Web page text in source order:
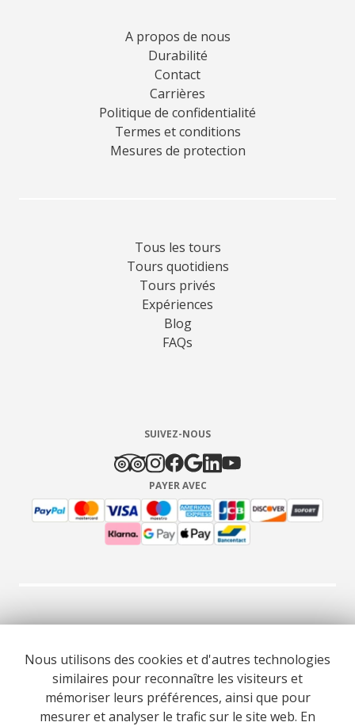
A propos de nous
Durabilité
Contact
Carrières
Politique de confidentialité
Termes et conditions
Mesures de protection
Tous les tours
Tours quotidiens
Tours privés
Expériences
Blog
FAQs
SUIVEZ-NOUS
PAYER AVEC
RNAAT 309/2015RNAVT 7055
Nous utilisons des cookies et d'autres technologies
similaires pour reconnaître les visiteurs et
mémoriser leurs préférences, ainsi que pour
mesurer et analyser le trafic sur le site web. En